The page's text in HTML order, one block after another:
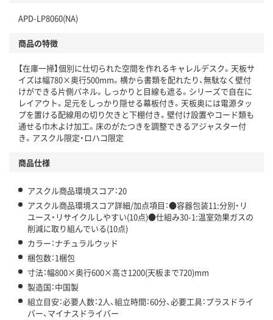
仕組
この商品の環境配慮ポイントです。下記商品詳細「
アスクル商品環境スコア詳細／加点項目
」で確認できます。
APD-LP8060(NA)
商品の特徴
【在庫一掃】個別に仕切られた空間を作れるキャレルデスク。天板サ
イズは幅780×奥行500mm。横から書類を配れたり、無駄なく壁付
けができる片側パネル。しっかりと目線も遮る。シリーズで自在に
レイアウト。足元をしっかり隠せる幕板付き。天板奥には電源タッ
プを置ける配線用の切り欠きと下棚付き。壁付け設置やコード類も
通せる巾木よけ加工。床のがたつきを調整できるアジャスター付
き。アスクル限定・ロハコ限定
商品仕様
アスクル商品環境スコア：20
アスクル商品環境スコア詳細/加点項目：●容器包装11:分別・リ
ユース・リサイクルしやすい(10点)●仕組み30-1:温室効果ガスの
削減に取り組んでいる(10点)
カラー：ナチュラルウッド
梱包数：1梱包
寸法：幅800×奥行600×高さ1200(天板まで720)mm
製造国：中国製
組立目安：必要人数：2人、組立時間：60分、必要工具：プラスドライ
バー、マイナスドライバー